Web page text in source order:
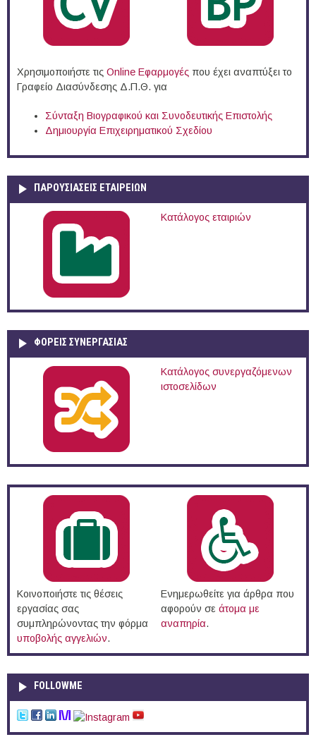
Χρησιμοποιήστε τις Online Eφαρμογές που έχει αναπτύξει το
Γραφείο Διασύνδεσης Δ.Π.Θ. για
Σύνταξη Βιογραφικού και Συνοδευτικής Επιστολής
Δημιουργία Επιχειρηματικού Σχεδίου
ΠΑΡΟΥΣΙΆΣΕΙΣ ΕΤΑΙΡΕΙΏΝ
Κατάλογος εταιριών
ΦΟΡΕΙΣ ΣΥΝΕΡΓΑΣΙΑΣ
Κατάλογος συνεργαζόμενων
ιστοσελίδων
Κοινοποιήστε τις θέσεις
εργασίας σας
συμπληρώνοντας την φόρμα
υποβολής αγγελιών.
Ενημερωθείτε για άρθρα που
αφορούν σε άτομα με
αναπηρία.
FOLLOWME